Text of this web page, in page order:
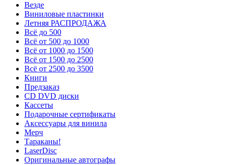
Везде
Виниловые пластинки
Летняя РАСПРОДАЖА
Всё до 500
Всё от 500 до 1000
Всё от 1000 до 1500
Всё от 1500 до 2500
Всё от 2500 до 3500
Книги
Предзаказ
CD DVD диски
Кассеты
Подарочные сертификаты
Аксессуары для винила
Мерч
Тараканы!
LaserDisc
Оригинальные автографы